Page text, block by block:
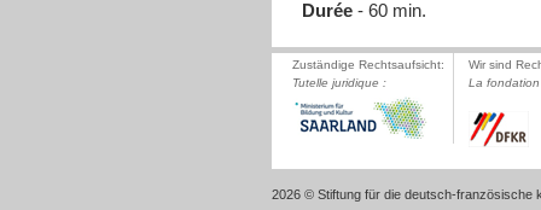
Durée - 60 min.
Zuständige Rechtsaufsicht:
Tutelle juridique :
Wir sind
La
2026 © Stiftung für die deutsch-französische